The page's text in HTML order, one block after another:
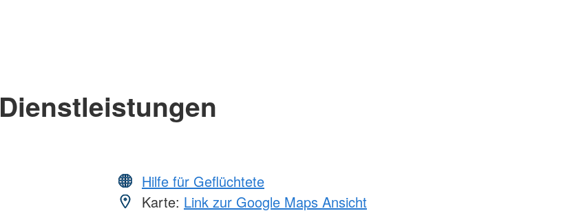
Dienstleistungen
Hilfe für Geflüchtete
Karte: Link zur Google Maps Ansicht